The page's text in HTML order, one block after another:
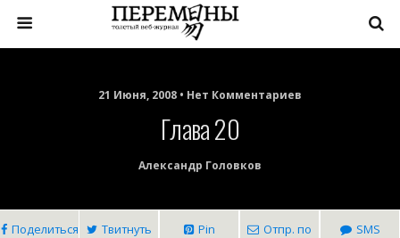
21 Июня, 2008 • Нет Комментариев
Глава 20
Александр Головков
Поделиться Твитнуть Pin
Отпр. по
SMS